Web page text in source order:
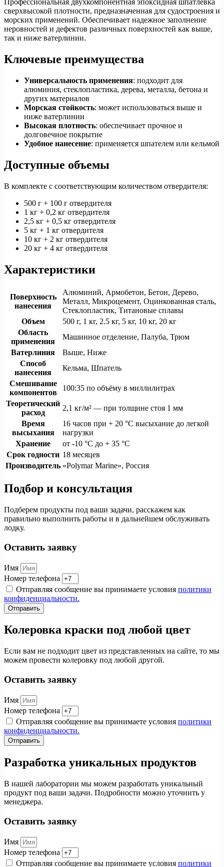
Профессиональная двухкомпонентная эпоксидная шпатлевка
сверхвысокой плотности, предназначенная для судостроения и
морских применений. Обеспечивает надежное заполнение
неровностей и дефектов различных поверхностей как выше,
так и ниже ватерлинии.
Ключевые преимущества
Универсальность применения: подходит для
алюминия, стеклопластика, дерева, металла, бетона и
других материалов
Морская стойкость: может использоваться выше и
ниже ватерлинии
Высокая плотность: обеспечивает прочное и
долговечное покрытие
Удобное нанесение: применяется шпателем или кельмой
Доступные объемы
В комплекте с соответствующим количеством отвердителя:
500 г + 100 г отвердителя
1 кг + 0,2 кг отвердителя
2,5 кг + 0,5 кг отвердителя
5 кг + 1 кг отвердителя
10 кг + 2 кг отвердителя
20 кг + 4 кг отвердителя
Характеристики
Поверхность
нанесения
Алюминий, Армобетон, Бетон, Дерево,
Металл, Микроцемент, Оцинкованная сталь,
Стеклопластик, Титановые сплавы
Объем
500 г, 1 кг, 2.5 кг, 5 кг, 10 кг, 20 кг
Область
применения
Машинное отделение, Палуба, Трюм
Ватерлиния
Выше, Ниже
Способ
нанесения
Кельма, Шпатель
Смешивание
компонентов
100:35 по объёму в миллилитрах
Теоретический
расход
2,1 кг/м² — при толщине стоя 1 мм
Время
высыхания
16 часов при + 20 °C высыхание до легкой
нагрузки
Хранение
от -10 °C до + 35 °C
Срок годности 18 месяцев
Производитель «Polymar Marine», Россия
Подбор и консультация
Подберем продукты под ваши задачи, расскажем как
правильно выполнить работы и в дальнейшем обслуживать
лодку.
Оставить заявку
Имя
Номер телефона
Отправляя сообщение вы принимаете условия политики
конфиденциальности.
Отправить
Колеровка краски под любой цвет
Если вам не подходит цвет из представленных на сайте, то мы
можем провести колеровку под любой другой.
Оставить заявку
Имя
Номер телефона
Отправляя сообщение вы принимаете условия политики
конфиденциальности.
Отправить
Разработка уникальных продуктов
В нашей лаборатории мы можем разработать уникальный
продукт под ваши задачи. Подробности можно уточнить у
менеджера.
Оставить заявку
Имя
Номер телефона
Отправляя сообщение вы принимаете условия политики